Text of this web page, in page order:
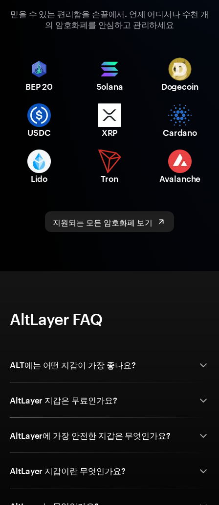
믿을 수 있는 편리함을 손끝에서. 언제 어디서나 수천 개
의 암호화폐를 안심하고 관리하세요
BEP 20 Solana Dogecoin
USDC XRP Cardano
Lido Tron Avalanche
지원되는 모든 암호화폐 보기
AltLayer FAQ
ALT에는 어떤 지갑이 가장 좋나요?
AltLayer 지갑은 무료인가요?
AltLayer에 가장 안전한 지갑은 무엇인가요?
AltLayer 지갑이란 무엇인가요?